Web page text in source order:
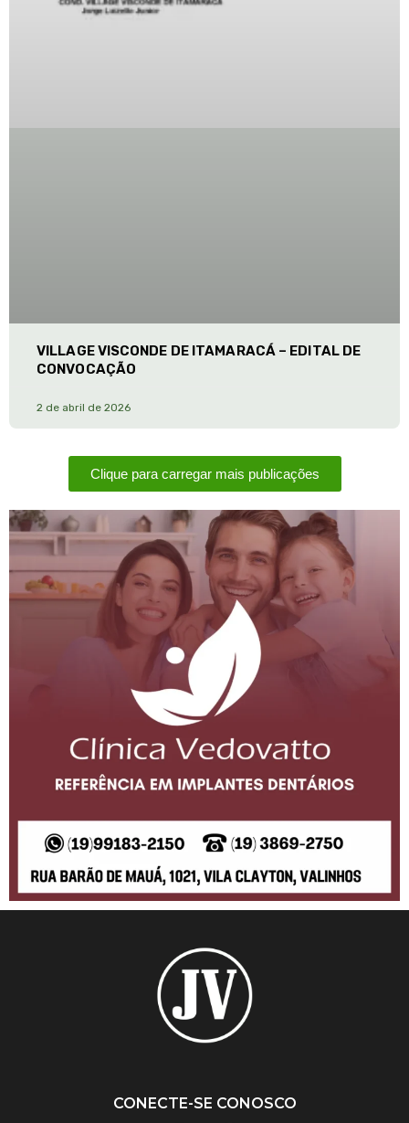
VILLAGE VISCONDE DE ITAMARACÁ – EDITAL DE
CONVOCAÇÃO
2 de abril de 2026
Clique para carregar mais publicações
CONECTE-SE CONOSCO